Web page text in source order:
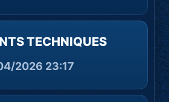
TECHNIQUES
2026 23:17